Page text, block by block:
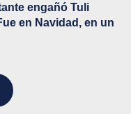
engañó Tuli
en Navidad, en un